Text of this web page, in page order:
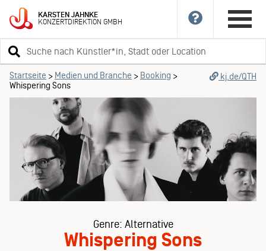
KARSTENJAHNKE
KONZERTDIREKTIONGMBH
Suchbegriff
eingeben
Startseite > Medien und Branche > Booking >
Whispering Sons
kj.de/QTH
Genre: Alternative
Whispering Sons